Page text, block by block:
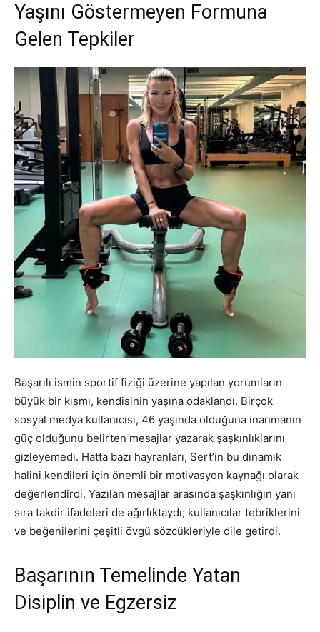
Yaşını Göstermeyen Formuna
Gelen Tepkiler
Başarılı ismin sportif fiziği üzerine yapılan yorumların
büyük bir kısmı, kendisinin yaşına odaklandı. Birçok
sosyal medya kullanıcısı, 46 yaşında olduğuna inanmanın
güç olduğunu belirten mesajlar yazarak şaşkınlıklarını
gizleyemedi. Hatta bazı hayranları, Sert’in bu dinamik
halini kendileri için önemli bir motivasyon kaynağı olarak
değerlendirdi. Yazılan mesajlar arasında şaşkınlığın yanı
sıra takdir ifadeleri de ağırlıktaydı; kullanıcılar tebriklerini
ve beğenilerini çeşitli övgü sözcükleriyle dile getirdi.
Başarının Temelinde Yatan
Disiplin ve Egzersiz